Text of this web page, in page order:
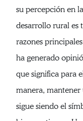
su percepción en
desarrollo rural es
razones
ha generado
que significa para
manera, mantener
sigue siendo el